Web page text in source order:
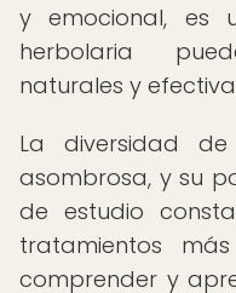
y emocional, es
herbolaria
naturales y
La diversidad
asombrosa, y su
de estudio
tratamientos
comprender y